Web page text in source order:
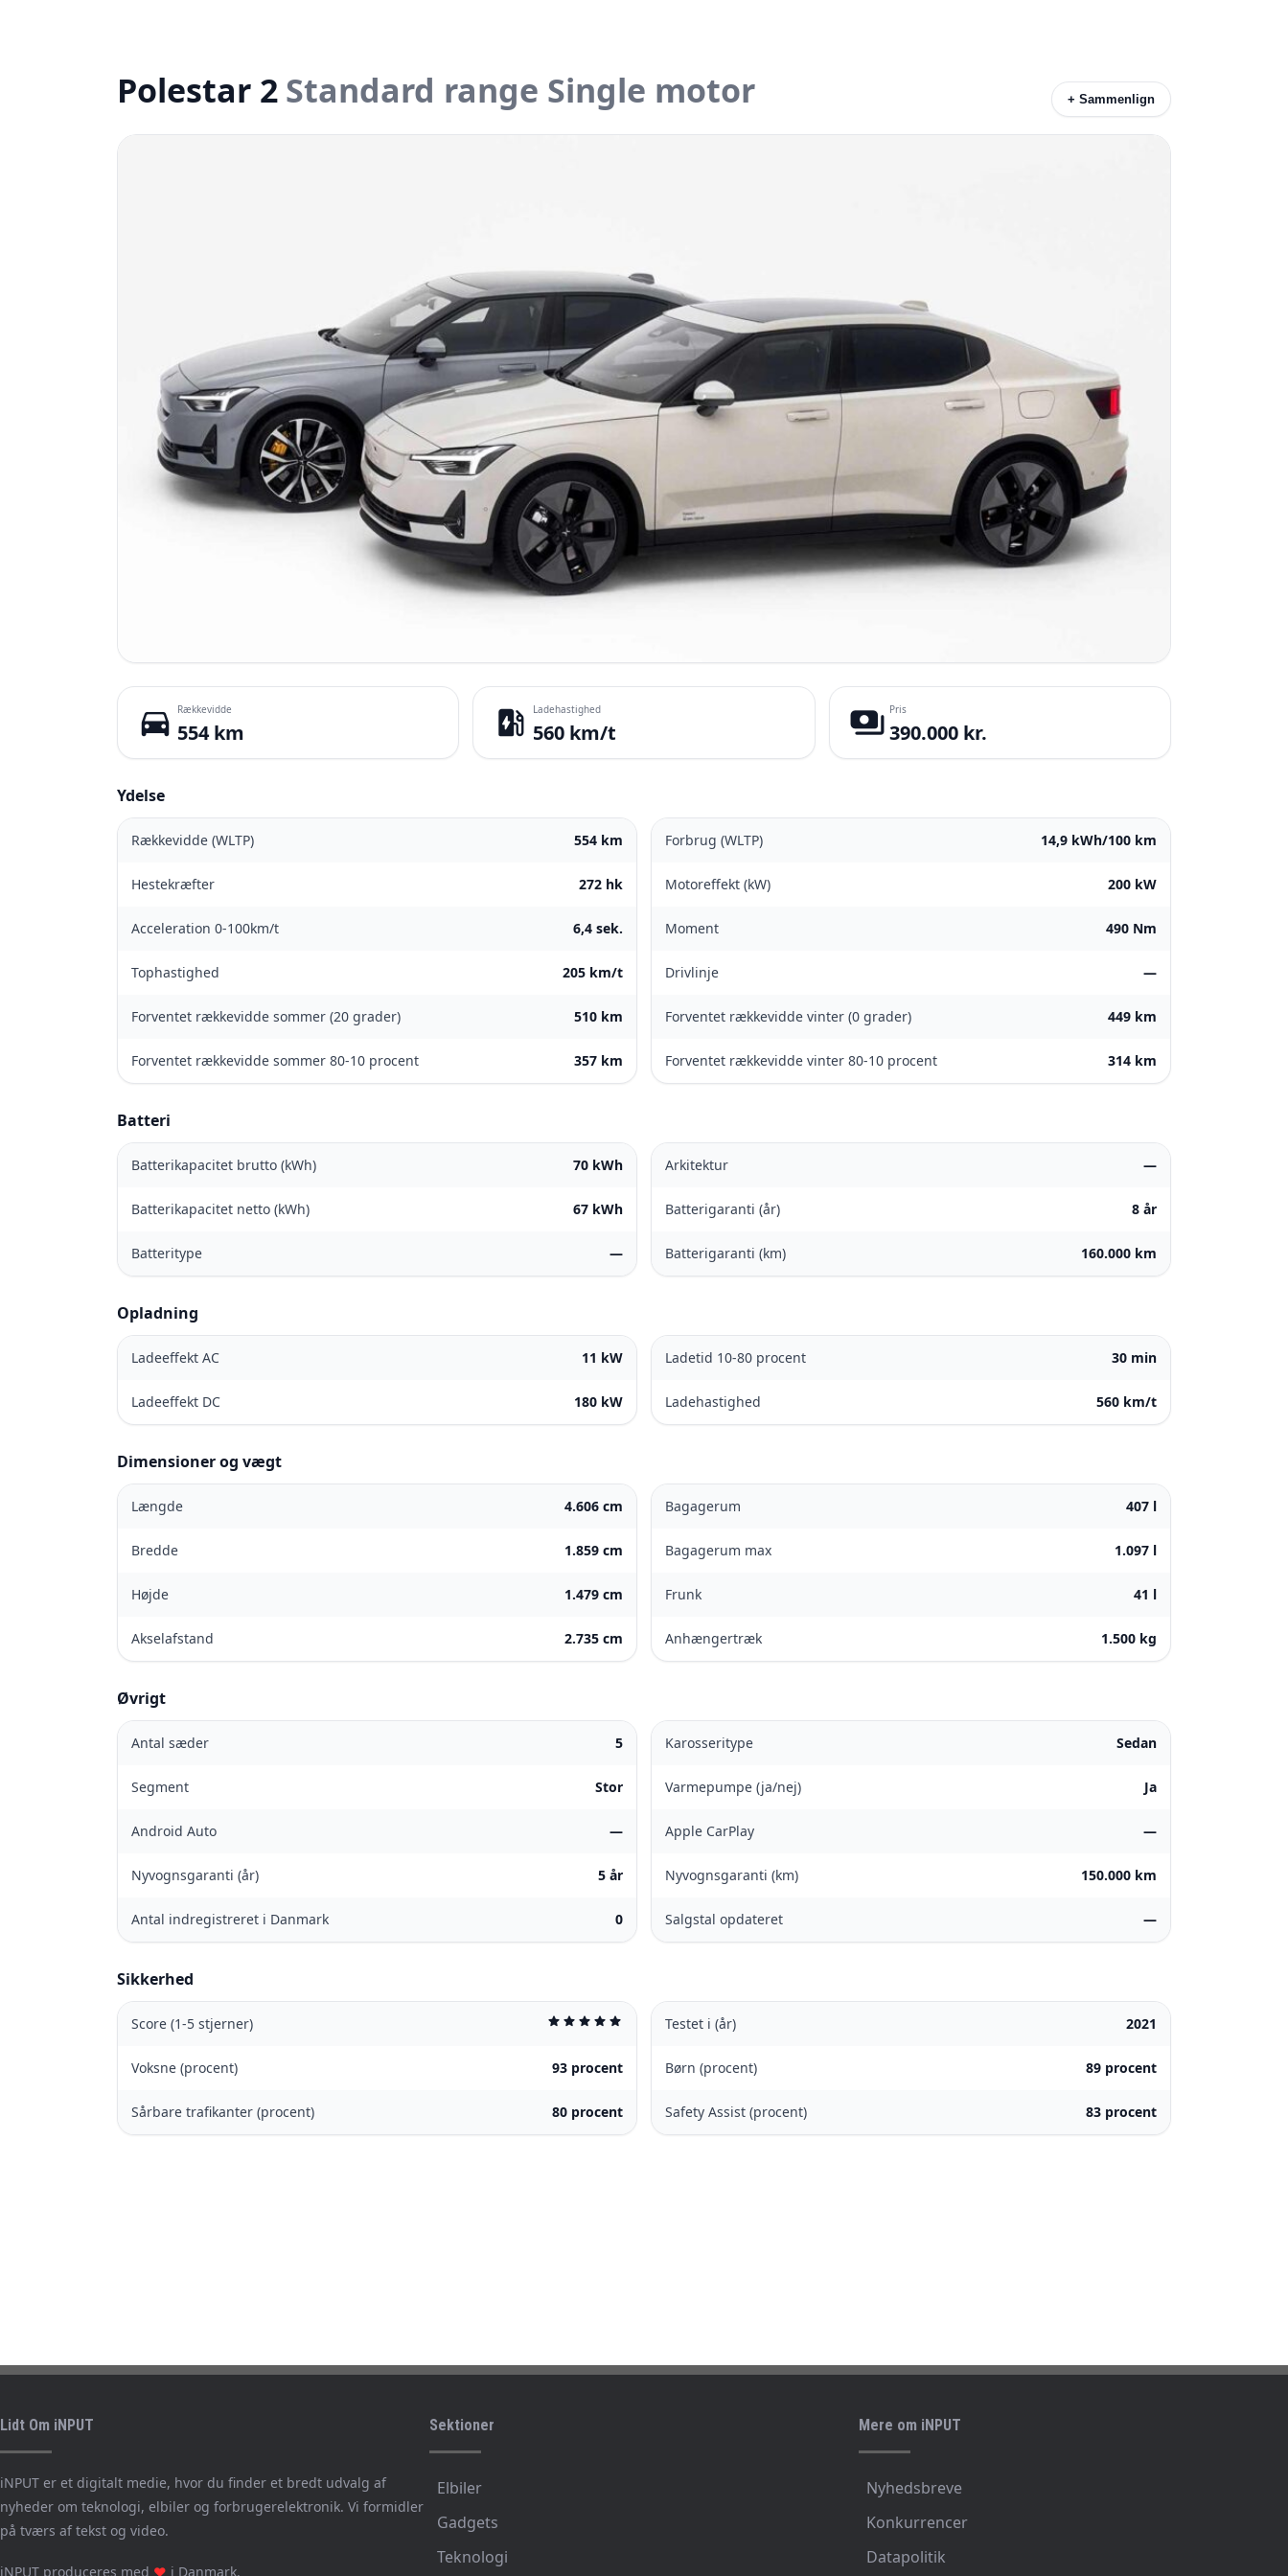
Polestar 2Standard range Single motor + Sammenlign
directions_car Rækkevidde
554 km ev_station Ladehastighed
560 km/t payments Pris
390.000 kr.
Ydelse
Rækkevidde (WLTP) 554 km
Hestekræfter 272 hk
Acceleration 0-100km/t 6,4 sek.
Tophastighed 205 km/t
Forventet rækkevidde sommer (20 grader) 510 km
Forventet rækkevidde sommer 80-10 procent 357 km
Forbrug (WLTP) 14,9 kWh/100 km
Motoreffekt (kW) 200 kW
Moment 490 Nm
Drivlinje —
Forventet rækkevidde vinter (0 grader) 449 km
Forventet rækkevidde vinter 80-10 procent 314 km
Batteri
Batterikapacitet brutto (kWh) 70 kWh
Batterikapacitet netto (kWh) 67 kWh
Batteritype —
Arkitektur —
Batterigaranti (år) 8 år
Batterigaranti (km) 160.000 km
Opladning
Ladeeffekt AC 11 kW
Ladeeffekt DC 180 kW
Ladetid 10-80 procent 30 min
Ladehastighed 560 km/t
Dimensioner og vægt
Længde 4.606 cm
Bredde 1.859 cm
Højde 1.479 cm
Akselafstand 2.735 cm
Bagagerum 407 l
Bagagerum max 1.097 l
Frunk 41 l
Anhængertræk 1.500 kg
Øvrigt
Antal sæder 5
Segment Stor
Android Auto —
Nyvognsgaranti (år) 5 år
Antal indregistreret i Danmark 0
Karosseritype Sedan
Varmepumpe (ja/nej) Ja
Apple CarPlay —
Nyvognsgaranti (km) 150.000 km
Salgstal opdateret —
Sikkerhed
Score (1-5 stjerner) star star star star star
Voksne (procent) 93 procent
Sårbare trafikanter (procent) 80 procent
Testet i (år) 2021
Børn (procent) 89 procent
Safety Assist (procent) 83 procent
Lidt Om iNPUT
iNPUT er et digitalt medie, hvor du finder et bredt udvalg af
nyheder om teknologi, elbiler og forbrugerelektronik. Vi formidler
på tværs af tekst og video.
iNPUT produceres med ❤ i Danmark.
Sektioner
Elbiler
Gadgets
Teknologi
Mere om iNPUT
Nyhedsbreve
Konkurrencer
Datapolitik